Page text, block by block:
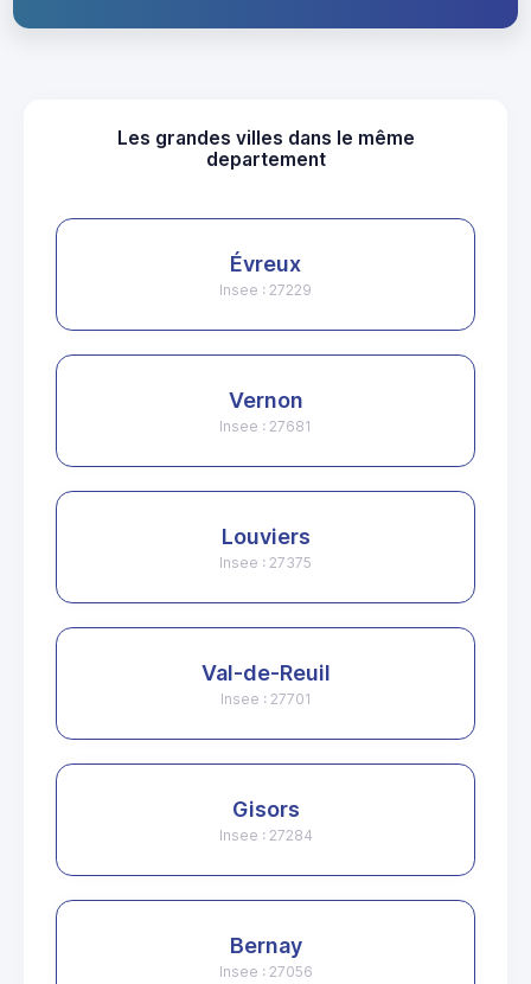
Les grandes villes dans le même
departement
Évreux
Insee : 27229
Vernon
Insee : 27681
Louviers
Insee : 27375
Val-de-Reuil
Insee : 27701
Gisors
Insee : 27284
Bernay
Insee : 27056